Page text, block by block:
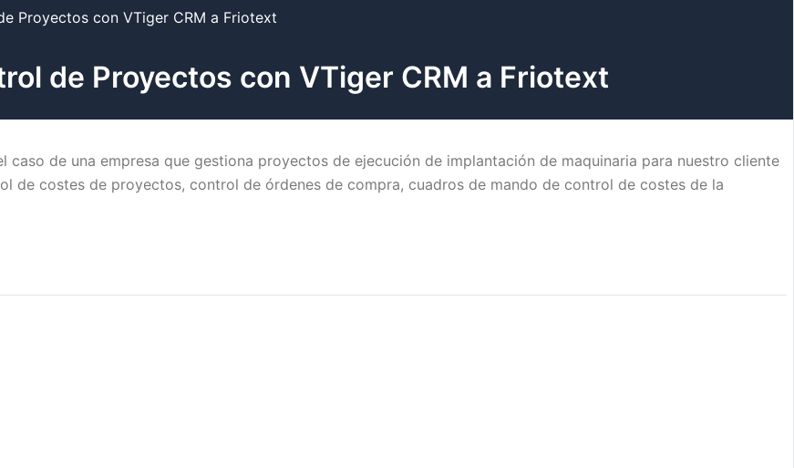
Proyectos con VTiger CRM a Friotext
de Proyectos con VTiger CRM a Friotext
de una empresa que gestiona proyectos de ejecución de implantación de maquinaria para nuestro cliente
de costes de proyectos, control de órdenes de compra, cuadros de mando de control de costes de la